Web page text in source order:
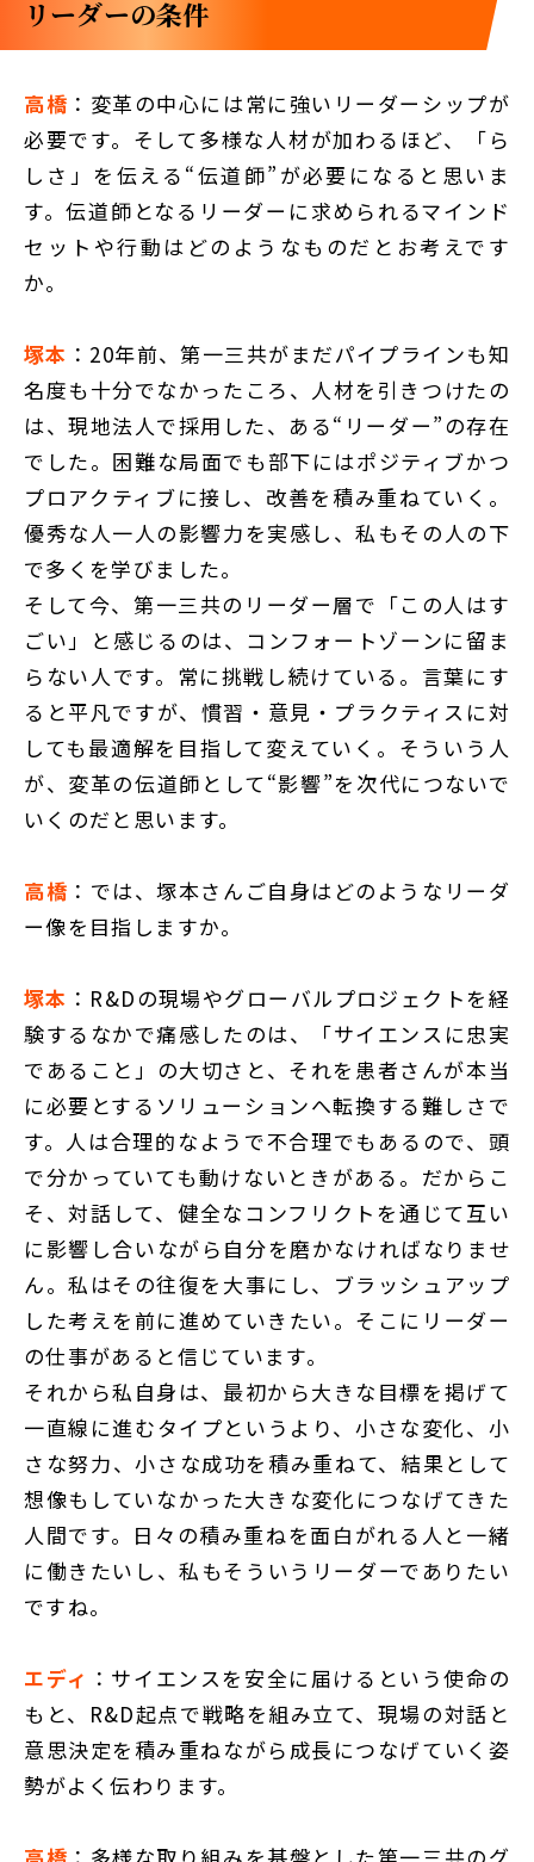
リーダーの条件
高橋 ：変革の中心には常に強いリーダーシップが
必要です。そして多様な人材が加わるほど、「ら
しさ」を伝える“伝道師”が必要になると思いま
す。伝道師となるリーダーに求められるマインド
セットや行動はどのようなものだとお考えです
か。
塚本 ：20年前、第一三共がまだパイプラインも知
名度も十分でなかったころ、人材を引きつけたの
は、現地法人で採用した、ある“リーダー”の存在
でした。困難な局面でも部下にはポジティブかつ
プロアクティブに接し、改善を積み重ねていく。
優秀な人一人の影響力を実感し、私もその人の下
で多くを学びました。
そして今、第一三共のリーダー層で「この人はす
ごい」と感じるのは、コンフォートゾーンに留ま
らない人です。常に挑戦し続けている。言葉にす
ると平凡ですが、慣習・意見・プラクティスに対
しても最適解を目指して変えていく。そういう人
が、変革の伝道師として“影響”を次代につないで
いくのだと思います。
高橋 ：では、塚本さんご自身はどのようなリーダ
ー像を目指しますか。
塚本 ：R&Dの現場やグローバルプロジェクトを経
験するなかで痛感したのは、「サイエンスに忠実
であること」の大切さと、それを患者さんが本当
に必要とするソリューションへ転換する難しさで
す。人は合理的なようで不合理でもあるので、頭
で分かっていても動けないときがある。だからこ
そ、対話して、健全なコンフリクトを通じて互い
に影響し合いながら自分を磨かなければなりませ
ん。私はその往復を大事にし、ブラッシュアップ
した考えを前に進めていきたい。そこにリーダー
の仕事があると信じています。
それから私自身は、最初から大きな目標を掲げて
一直線に進むタイプというより、小さな変化、小
さな努力、小さな成功を積み重ねて、結果として
想像もしていなかった大きな変化につなげてきた
人間です。日々の積み重ねを面白がれる人と一緒
に働きたいし、私もそういうリーダーでありたい
ですね。
エディ ：サイエンスを安全に届けるという使命の
もと、R&D起点で戦略を組み立て、現場の対話と
意思決定を積み重ねながら成長につなげていく姿
勢がよく伝わります。